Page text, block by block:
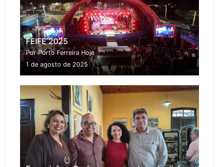
FEIFE 2025
Por Porto Ferreira Hoje
1 de agosto de 2025